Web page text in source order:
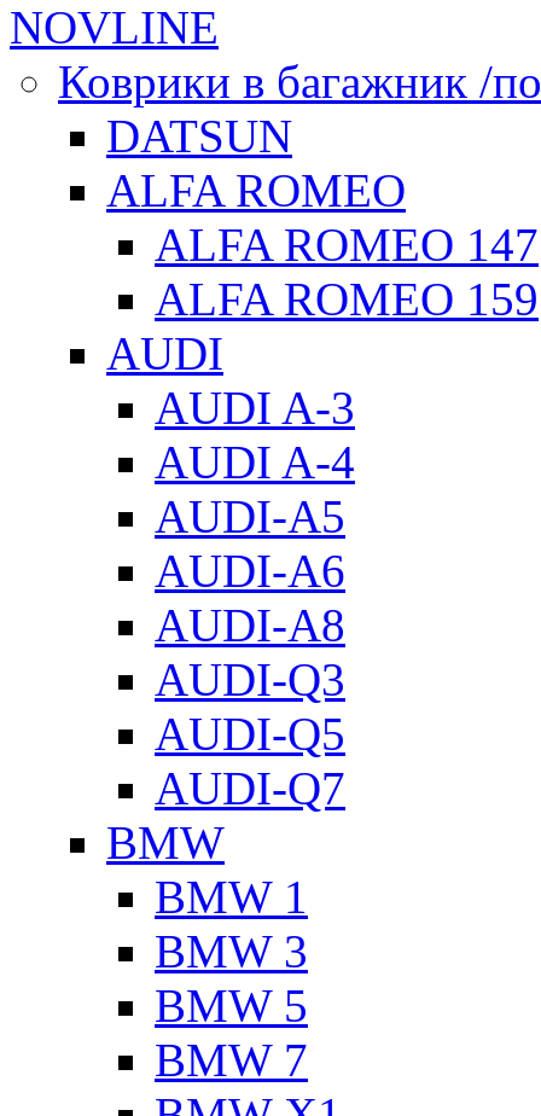
NOVLINE
Коврики в багажник /
DATSUN
ALFA ROMEO
ALFA ROMEO 147
ALFA ROMEO 159
AUDI
AUDI A-3
AUDI A-4
AUDI-A5
AUDI-A6
AUDI-A8
AUDI-Q3
AUDI-Q5
AUDI-Q7
BMW
BMW 1
BMW 3
BMW 5
BMW 7